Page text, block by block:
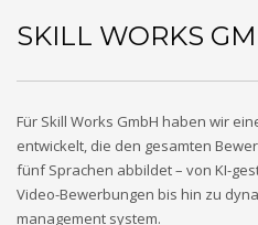
SKILL WORKS
Für Skill Works GmbH haben wir
entwickelt, die den gesamten
fünf Sprachen abbildet – von KI-
Video-Bewerbungen bis hin zu
management system.